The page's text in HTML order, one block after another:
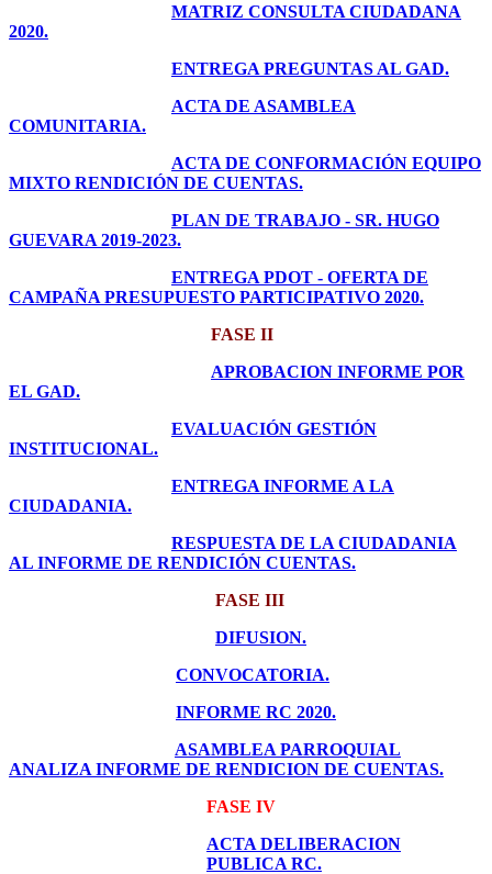
MATRIZ CONSULTA CIUDADANA
2020.
ENTREGA PREGUNTAS AL GAD.
ACTA DE ASAMBLEA
COMUNITARIA.
ACTA DE CONFORMACIÓN EQUIPO
MIXTO RENDICIÓN DE CUENTAS.
PLAN DE TRABAJO - SR. HUGO
GUEVARA 2019-2023.
ENTREGA PDOT - OFERTA DE
CAMPAÑA PRESUPUESTO PARTICIPATIVO 2020.
FASE II
APROBACION INFORME POR
EL GAD.
EVALUACIÓN GESTIÓN
INSTITUCIONAL.
ENTREGA INFORME A LA
CIUDADANIA.
RESPUESTA DE LA CIUDADANIA
AL INFORME DE RENDICIÓN CUENTAS.
FASE III
DIFUSION.
CONVOCATORIA.
INFORME RC 2020.
ASAMBLEA PARROQUIAL
ANALIZA INFORME DE RENDICION DE CUENTAS.
FASE IV
ACTA DELIBERACION
PUBLICA RC.